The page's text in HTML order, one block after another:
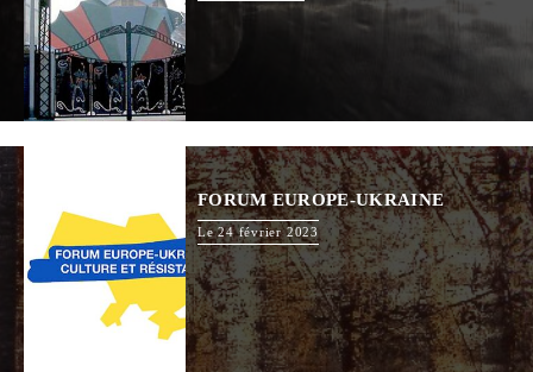
FORUM EUROPE-UKRAINE
Le 24 février 2023